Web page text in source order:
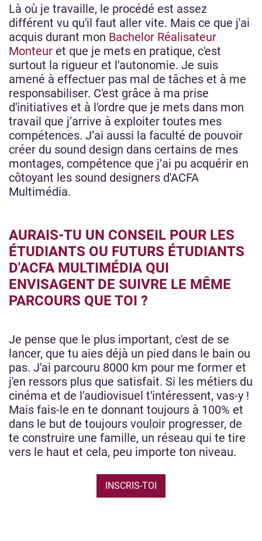
Là où je travaille, le procédé est assez
différent vu qu'il faut aller vite. Mais ce que j'ai
acquis durant mon Bachelor Réalisateur
Monteur et que je mets en pratique, c'est
surtout la rigueur et l'autonomie. Je suis
amené à effectuer pas mal de tâches et à me
responsabiliser. C'est grâce à ma prise
d'initiatives et à l'ordre que je mets dans mon
travail que j’arrive à exploiter toutes mes
compétences. J’ai aussi la faculté de pouvoir
créer du sound design dans certains de mes
montages, compétence que j’ai pu acquérir en
côtoyant les sound designers d'ACFA
Multimédia.
AURAIS-TU UN CONSEIL POUR LES
ÉTUDIANTS OU FUTURS ÉTUDIANTS
D'ACFA MULTIMÉDIA QUI
ENVISAGENT DE SUIVRE LE MÊME
PARCOURS QUE TOI ?
Je pense que le plus important, c'est de se
lancer, que tu aies déjà un pied dans le bain ou
pas. J'ai parcouru 8000 km pour me former et
j'en ressors plus que satisfait. Si les métiers du
cinéma et de l'audiovisuel t'intéressent, vas-y !
Mais fais-le en te donnant toujours à 100% et
dans le but de toujours vouloir progresser, de
te construire une famille, un réseau qui te tire
vers le haut et cela, peu importe ton niveau.
INSCRIS-TOI